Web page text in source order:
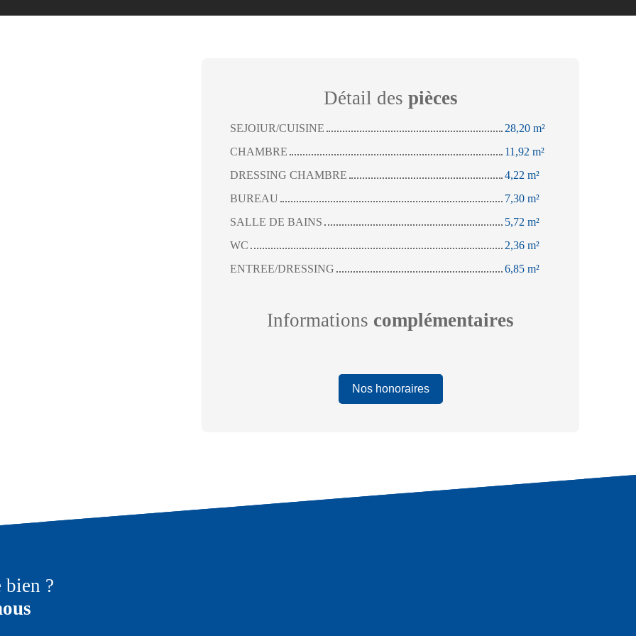
Détail des pièces
SEJOIUR/CUISINE
28,20 m²
CHAMBRE
11,92 m²
DRESSING CHAMBRE
4,22 m²
BUREAU
7,30 m²
SALLE DE BAINS
5,72 m²
WC
2,36 m²
ENTREE/DRESSING
6,85 m²
Informations complémentaires
Nos honoraires
bien ?